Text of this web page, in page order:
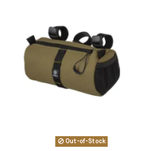
Out-of-Stock